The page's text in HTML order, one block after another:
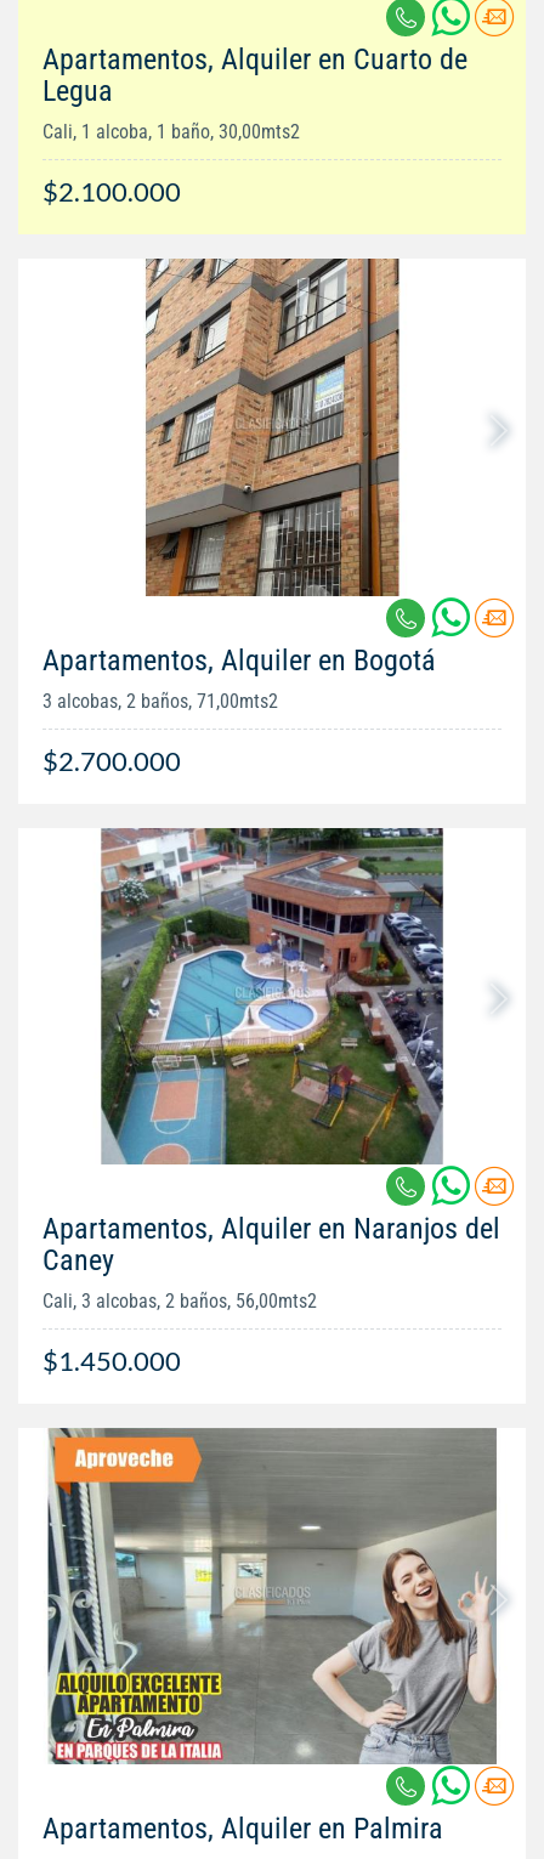
Apartamentos, Alquiler en Cuarto de
Legua
Cali, 1 alcoba, 1 baño, 30,00mts2
$2.100.000
Apartamentos, Alquiler en Bogotá
3 alcobas, 2 baños, 71,00mts2
$2.700.000
Apartamentos, Alquiler en Naranjos del
Caney
Cali, 3 alcobas, 2 baños, 56,00mts2
$1.450.000
Apartamentos, Alquiler en Palmira